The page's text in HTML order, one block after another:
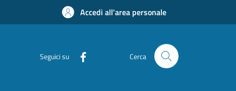
Accedi all'area personale
Seguici su Cerca